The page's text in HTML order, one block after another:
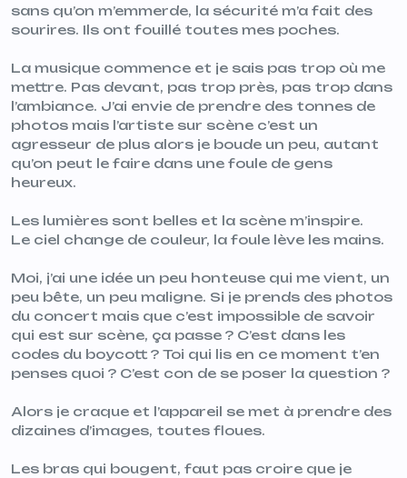
sans qu’on m’emmerde, la sécurité m’a fait des
sourires. Ils ont fouillé toutes mes poches.
La musique commence et je sais pas trop où me
mettre. Pas devant, pas trop près, pas trop dans
l’ambiance. J’ai envie de prendre des tonnes de
photos mais l’artiste sur scène c’est un
agresseur de plus alors je boude un peu, autant
qu’on peut le faire dans une foule de gens
heureux.
Les lumières sont belles et la scène m’inspire.
Le ciel change de couleur, la foule lève les mains.
Moi, j’ai une idée un peu honteuse qui me vient, un
peu bête, un peu maligne. Si je prends des photos
du concert mais que c’est impossible de savoir
qui est sur scène, ça passe ? C’est dans les
codes du boycott ? Toi qui lis en ce moment t’en
penses quoi ? C’est con de se poser la question ?
Alors je craque et l’appareil se met à prendre des
dizaines d’images, toutes floues.
Les bras qui bougent, faut pas croire que je